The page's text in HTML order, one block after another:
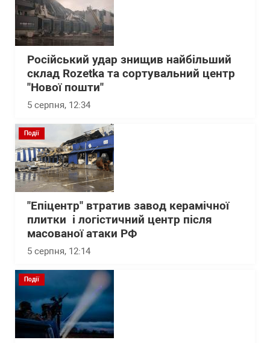
Російський удар знищив найбільший
склад Rozetka та сортувальний центр
"Нової пошти"
5 серпня, 12:34
Події
"Епіцентр" втратив завод керамічної
плитки і логістичний центр після
масованої атаки РФ
5 серпня, 12:14
Події